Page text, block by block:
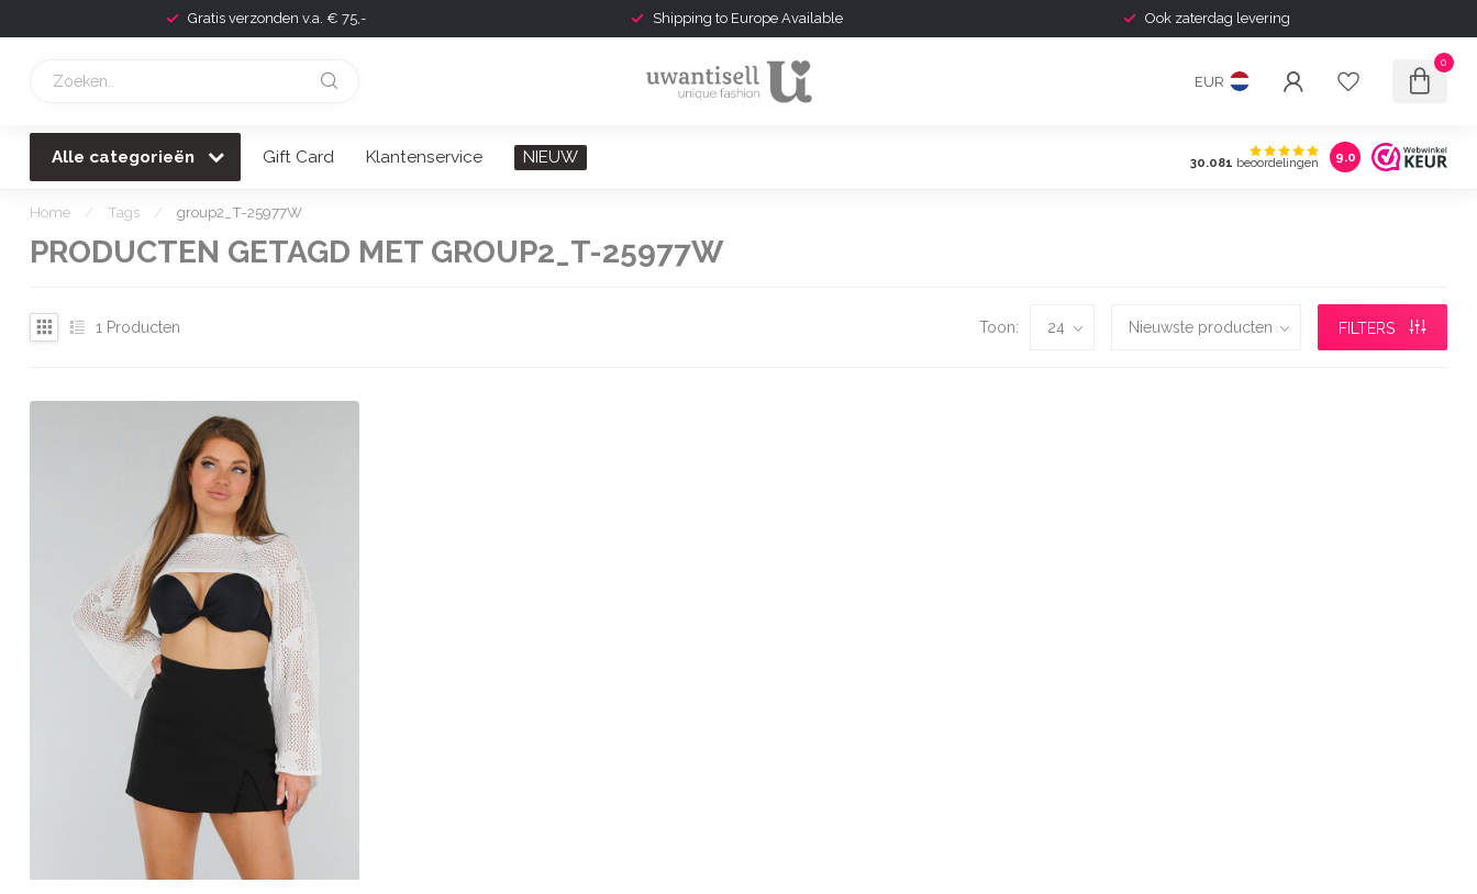
Gratis verzonden v.a. € 75,- Shipping to Europe Available Ook zaterdag levering
EUR
0
Alle categorieën Gift Card Klantenservice NIEUW 30.081 beoordelingen 9.0
Home / Tags / group2_T-25977W
PRODUCTEN GETAGD MET GROUP2_T-25977W
1 Producten Toon: FILTERS